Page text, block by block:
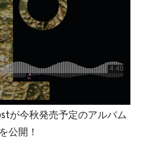
が今秋発売予定のアルバム
公開！